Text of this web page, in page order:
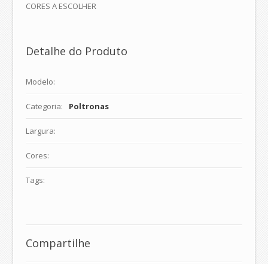
CORES A ESCOLHER
Detalhe do Produto
Modelo:
Categoria: Poltronas
Largura:
Cores:
Tags:
Compartilhe